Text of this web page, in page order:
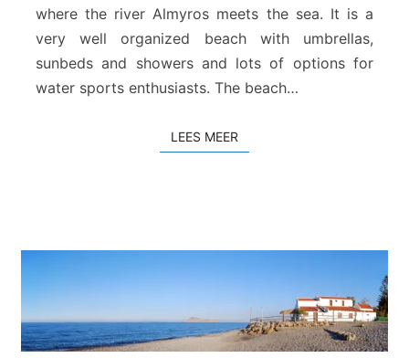
s
S
t
r
d
where the river Almyros meets the sea. It is a
very well organized beach with umbrellas,
sunbeds and showers and lots of options for
water sports enthusiasts. The beach…
LEES MEER